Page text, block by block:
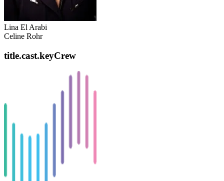
Lina El Arabi
Celine Rohr
title.cast.keyCrew